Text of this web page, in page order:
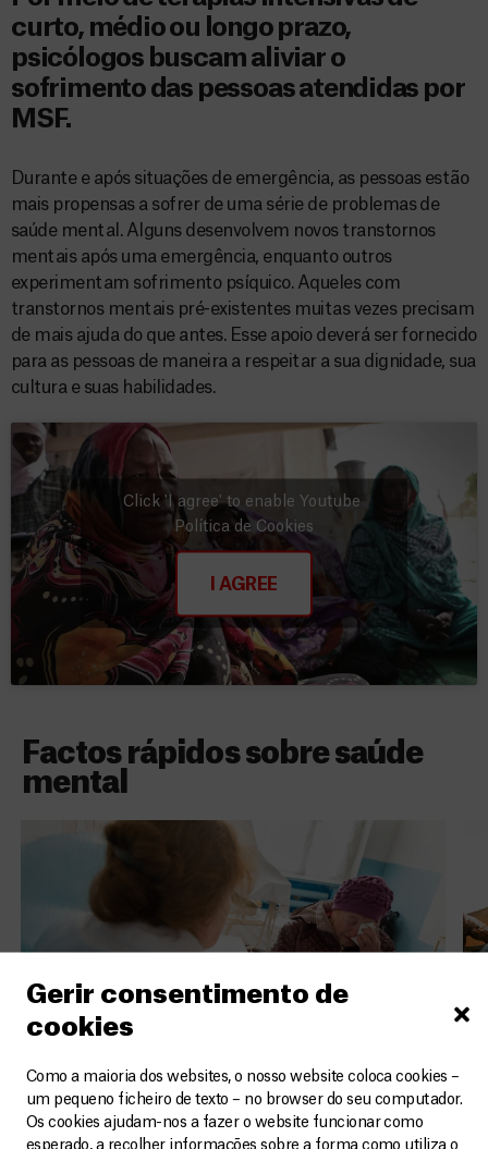
Gerir consentimento de
cookies
Como a maioria dos websites, o nosso website coloca cookies –
um pequeno ficheiro de texto – no browser do seu computador.
Os cookies ajudam-nos a fazer o website funcionar como
esperado, a recolher informações sobre a forma como utiliza o
curto, médio ou longo prazo,
psicólogos buscam aliviar o
sofrimento das pessoas atendidas por
MSF.
Durante e após situações de emergência, as pessoas estão
mais propensas a sofrer de uma série de problemas de
saúde mental. Alguns desenvolvem novos transtornos
mentais após uma emergência, enquanto outros
experimentam sofrimento psíquico. Aqueles com
transtornos mentais pré-existentes muitas vezes precisam
de mais ajuda do que antes. Esse apoio deverá ser fornecido
para as pessoas de maneira a respeitar a sua dignidade, sua
cultura e suas habilidades.
Click 'I agree' to enable Youtube
Política de Cookies
I AGREE
Factos rápidos sobre saúde
mental